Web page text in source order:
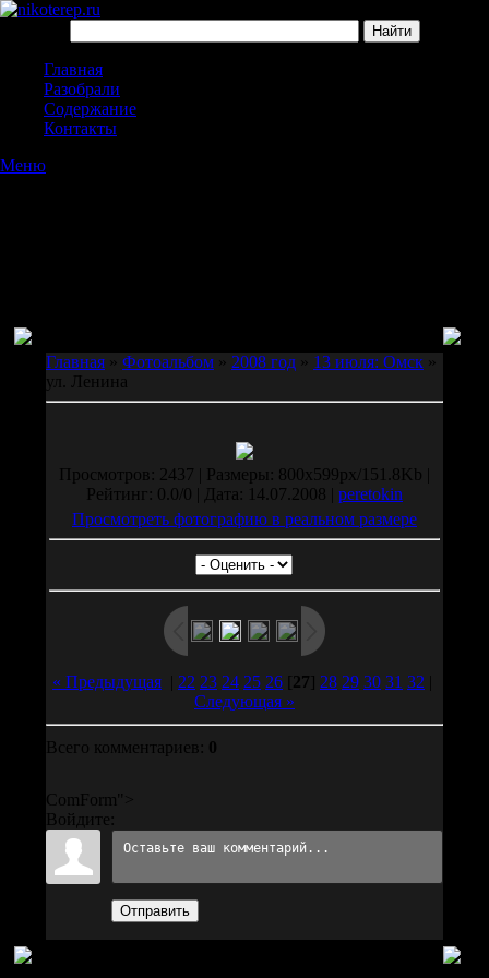
Главная
Разобрали
Содержание
Контакты
Меню
Главная » Фотоальбом » 2008 год » 13 июля: Омск »
ул. Ленина
Просмотров: 2437 | Размеры: 800x599px/151.8Kb |
Рейтинг: 0.0/0 | Дата: 14.07.2008 | peretokin
Просмотреть фотографию в реальном размере
« Предыдущая 22 23 24 25 26 [27 ] 28 29 30 31 32
Следующая »
Всего комментариев: 0
ComForm">
Войдите:
Отправить